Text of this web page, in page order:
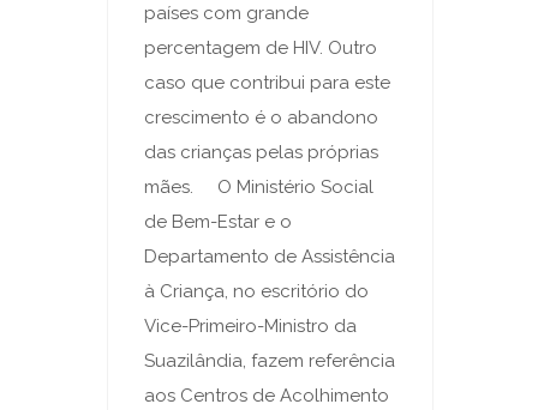
países com grande
percentagem de HIV. Outro
caso que contribui para este
crescimento é o abandono
das crianças pelas próprias
mães. O Ministério Social
de Bem-Estar e o
Departamento de Assistência
à Criança, no escritório do
Vice-Primeiro-Ministro da
Suazilândia, fazem referência
aos Centros de Acolhimento